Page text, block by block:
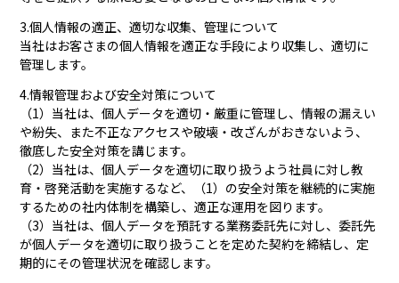
3.個人情報の適正、適切な収集、管理について
当社はお客さまの個人情報を適正な手段により収集し、適切に
管理します。
4.情報管理および安全対策について
（1）当社は、個人データを適切・厳重に管理し、情報の漏えい
や紛失、また不正なアクセスや破壊・改ざんがおきないよう、
徹底した安全対策を講じます。
（2）当社は、個人データを適切に取り扱うよう社員に対し教
育・啓発活動を実施するなど、（1）の安全対策を継続的に実施
するための社内体制を構築し、適正な運用を図ります。
（3）当社は、個人データを預託する業務委託先に対し、委託先
が個人データを適切に取り扱うことを定めた契約を締結し、定
期的にその管理状況を確認します。